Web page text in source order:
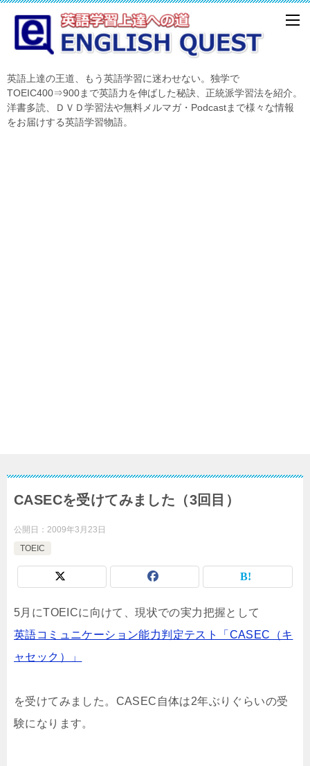
英語上達の王道、もう英語学習に迷わせない。独学で
TOEIC400⇒900まで英語力を伸ばした秘訣、正統派学習法を紹介。
洋書多読、ＤＶＤ学習法や無料メルマガ・Podcastまで様々な情報
をお届けする英語学習物語。
CASECを受けてみました（3回目）
公開日： 2009年3月23日
TOEIC
5月にTOEICに向けて、現状での実力把握として
英語コミュニケーション能力判定テスト「CASEC（キ
ャセック）」
を受けてみました。CASEC自体は2年ぶりぐらいの受
験になります。